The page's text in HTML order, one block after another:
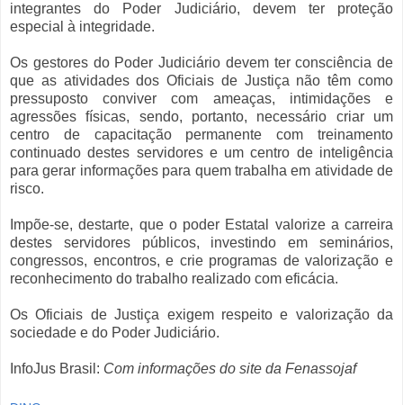
integrantes do Poder Judiciário, devem ter proteção
especial à integridade.
Os gestores do Poder Judiciário devem ter consciência de
que as atividades dos Oficiais de Justiça não têm como
pressuposto conviver com ameaças, intimidações e
agressões físicas, sendo, portanto, necessário criar um
centro de capacitação permanente com treinamento
continuado destes servidores e um centro de inteligência
para gerar informações para quem trabalha em atividade de
risco.
Impõe-se, destarte, que o poder Estatal valorize a carreira
destes servidores públicos, investindo em seminários,
congressos, encontros, e crie programas de valorização e
reconhecimento do trabalho realizado com eficácia.
Os Oficiais de Justiça exigem respeito e valorização da
sociedade e do Poder Judiciário.
InfoJus Brasil: Com informações do site da Fenassojaf